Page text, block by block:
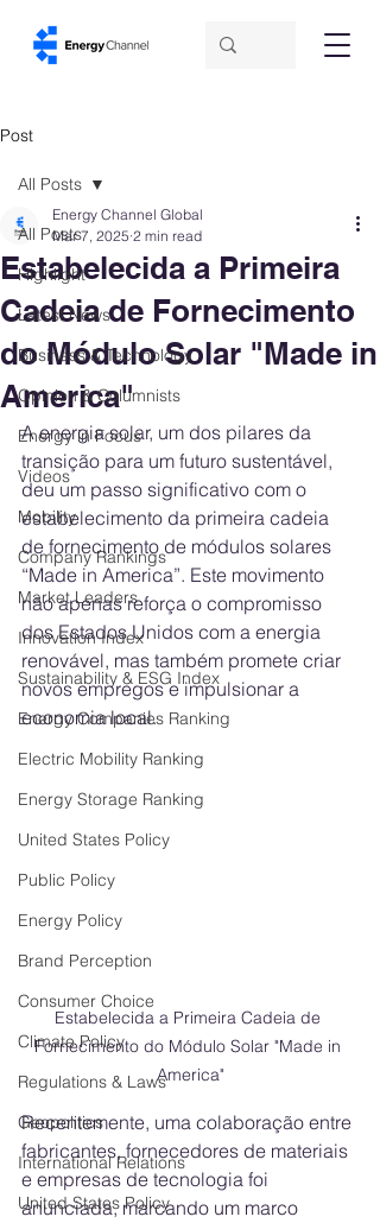
Post
All Posts
Highlight
Latest News
Business & Technology
Opinion & Columnists
Energy in Focus
Videos
Mobility
Company Rankings
Market Leaders
Innovation Index
Sustainability & ESG Index
Energy Companies Ranking
Electric Mobility Ranking
Energy Storage Ranking
United States Policy
Public Policy
Energy Policy
Brand Perception
Consumer Choice
Climate Policy
Regulations & Laws
Geopolitics
International Relations
United States Policy
All Posts
Estabelecida a Primeira
Cadeia de Fornecimento
do Módulo Solar "Made in
America"
Energy Channel Global
Mar 7, 2025 2 min read
A energia solar, um dos pilares da
transição para um futuro sustentável,
deu um passo significativo com o
estabelecimento da primeira cadeia
de fornecimento de módulos solares
“Made in America”. Este movimento
não apenas reforça o compromisso
dos Estados Unidos com a energia
renovável, mas também promete criar
novos empregos e impulsionar a
economia local.
Estabelecida a Primeira Cadeia de
Fornecimento do Módulo Solar "Made in
America"
Recentemente, uma colaboração entre
fabricantes, fornecedores de materiais
e empresas de tecnologia foi
anunciada, marcando um marco